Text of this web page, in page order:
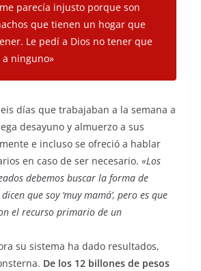
parecía injusto porque son
que tienen un hogar que
Le pedí a Dios no tener que
a ninguno»
días que trabajaban a la semana a
desayuno y almuerzo a sus
e incluso se ofreció a hablar
en caso de ser necesario. «Los
debemos buscar la forma de
que soy ‘muy mamá’, pero es que
el recurso primario de un
su sistema ha dado resultados,
De los 12 billones de pesos